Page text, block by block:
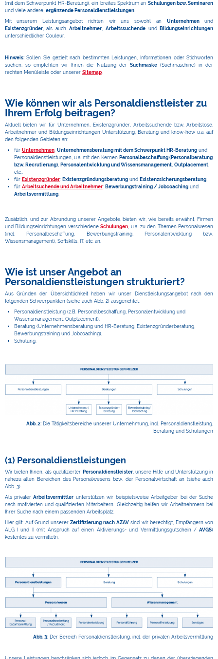
(mit dem Schwerpunkt HR-Beratung), ein breites Spektrum an Schulungen bzw. Seminaren
und viele andere, ergänzende Personaldienstleistungen.
Mit unserem Leistungsangebot richten wir uns sowohl an Unternehmenund
Existenzgründer, als auch Arbeitnehmer, Arbeitssuchendeund
Bildungseinrichtungen
unterschiedlicher Couleur.
Hinweis:Sollen Sie gezielt nach bestimmten Leistungen, Informationen oder Stichworten
suchen, so empfehlen wir Ihnen die Nutzung der Suchmaske(Suchmaschine) in der
rechten Menüleiste oder unserer Sitemap.
Wie können wir als Personaldienstleister zu
Ihrem Erfolg beitragen?
Aktuell bieten wir für Unternehmen, Existenzgründer, Arbeitssuchende bzw. Arbeitslose,
Arbeitnehmer und Bildungseinrichtungen Unterstützung, Beratung und know-how u.a. auf
den folgenden Gebieten an:
für Unternehmen: Unternehmensberatung mit dem Schwerpunkt HR-Beratungund
Personaldienstleistungen, u.a. mit den Kernen Personalbeschaffung (Personalberatung
bzw. Recrutierung), Personalentwicklung und Wissensmanagement, Outplacement,
etc.,
für Existenzgründer: Existenzgründungsberatungund Existenzsicherungsberatung,
für Arbeitsuchende und Arbeitnehmer: Bewerbungstraining / Jobcoachingund
Arbeitsvermittlung.
Zusätzlich, und zur Abrundung unserer Angebote, bieten wir, wie bereits erwähnt, Firmen
und Bildungseinrichtungen verschiedeneSchulungen , u.a. zu den Themen Personalwesen
(incl. Personalbeschaffung, Bewerbungstraining, Personalentwicklung bzw.
Wissensmanagement), Softskills, IT, etc. an.
Wie ist unser Angebot an
Personaldienstleistungen strukturiert?
Aus Gründen der Übersichtlichkeit haben wir unser Dienstleistungsangebot nach den
folgenden Schwerpunkten (siehe auch Abb. 2) ausgerichtet:
Personaldienstleistung (z.B. Personalbeschaffung, Personalentwicklung und
Wissensmanagement, Outplacement),
Beratung (Unternehmensberatung und HR-Beratung, Existenzgründerberatung,
Bewerbungstraining und Jobcoaching),
Schulung.
Abb. 2: Die Tätigkeitsbereiche unserer Unternehmung, incl. Personaldienstleistung,
Beratung und Schulungen
(1) Personaldienstleistungen
Wir bieten Ihnen, als qualifizierter Personaldienstleister, unsere Hilfe und Unterstützung in
nahezu allen Bereichen des Personalwesens bzw. der Personalwirtschaft an (siehe auch
Abb. 3).
Als privaterArbeitsvermittler unterstützen wir beispielsweise Arbeitgeber bei der Suche
nach motivierten und qualifizierten Mitarbeitern. Gleichzeitig helfen wir Arbeitnehmern bei
Ihrer Suche nach einem passenden Arbeitsplatz.
Hier gilt: Auf Grund unsererZertifizierung nach AZAVsind wir berechtigt, Empfängern von
ALG I und II (mit Anspruch auf einen Aktivierungs- und Vermittlungsgutschein /AVGS)
kostenlos zu vermitteln.
Abb. 3: Der Bereich Personaldienstleistung, incl. der privaten Arbeitsvermittlung